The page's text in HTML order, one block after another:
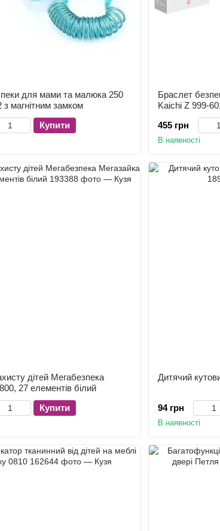
для мами та малюка 250
магнітним замком
Купити
Браслет
Kaichi Z 999-
сталевим
455 грн
В наявності
дітей Мегабезпека
27 елементів білий
Купити
Дитячий
94 грн
В наявності